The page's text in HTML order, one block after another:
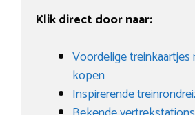
Klik direct door naar:
Voordelige treinkaartjes
kopen
Inspirerende